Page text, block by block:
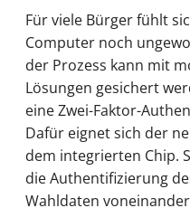
Für viele Bürger fühlt
Computer noch
der Prozess kann mit
Lösungen gesichert
eine Zwei-Faktor-
Dafür eignet sich der
dem integrierten Chip.
die Authentifizierung
Wahldaten